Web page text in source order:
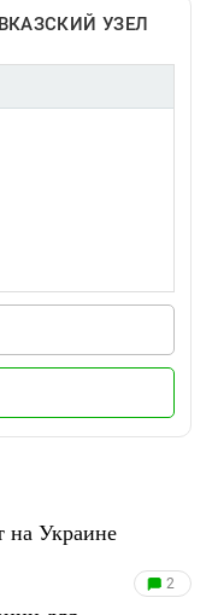
УЗЕЛ
на Украине
2